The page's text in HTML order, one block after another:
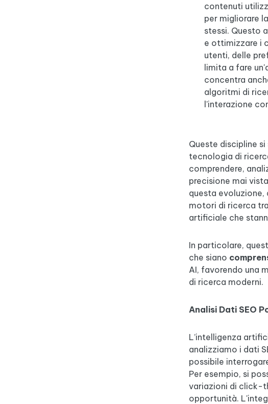
contenuti
per migliorare
stessi. Questo
e ottimizzare i
utenti, delle
limita a fare
concentra
algoritmi di
l'interazione
Queste discipline
tecnologia di
comprendere,
precisione mai
questa
motori di ricerca
artificiale che
In particolare,
che siano
AI, favorendo una
di ricerca moderni.
Analisi Dati SEO
L’intelligenza
analizziamo i dati
possibile
Per esempio, si
variazioni di click-
opportunità.